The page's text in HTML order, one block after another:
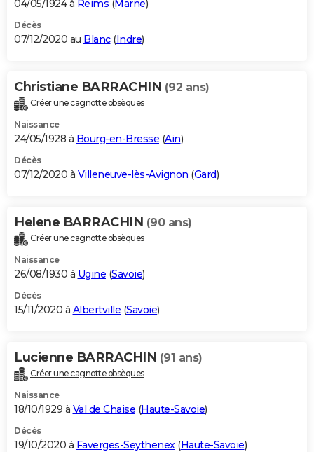
04/05/1924 à Reims (Marne)
Décès
07/12/2020 au Blanc(Indre)
Christiane BARRACHIN (92 ans)
Créer une cagnotte obsèques
Naissance
24/05/1928 à Bourg-en-Bresse (Ain)
Décès
07/12/2020 à Villeneuve-lès-Avignon (Gard)
Helene BARRACHIN (90 ans)
Créer une cagnotte obsèques
Naissance
26/08/1930 à Ugine (Savoie)
Décès
15/11/2020 à Albertville (Savoie)
Lucienne BARRACHIN (91 ans)
Créer une cagnotte obsèques
Naissance
18/10/1929 à Val de Chaise (Haute-Savoie)
Décès
19/10/2020 à Faverges-Seythenex(Haute-Savoie)